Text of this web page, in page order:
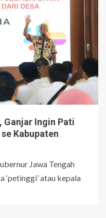
Ganjar Ingin Pati
Kabupaten
Jawa Tengah
‘petinggi’ atau kepala